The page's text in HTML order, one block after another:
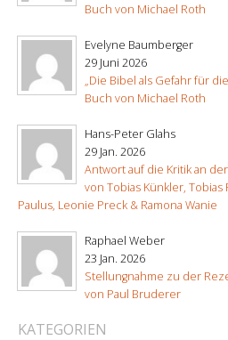
Buch von Michael Roth
Evelyne Baumberger
29 Juni 2026
„Die Bibel als Gefahr für
Buch von Michael Roth
Hans-Peter Glahs
29 Jan. 2026
Antwort auf die Kritik an
von Tobias Künkler, Tobias
Paulus, Leonie Preck & Ramona Wanie
Raphael Weber
23 Jan. 2026
Stellungnahme zu der
von Paul Bruderer
KATEGORIEN